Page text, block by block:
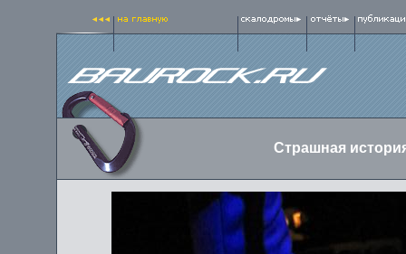
Страшная